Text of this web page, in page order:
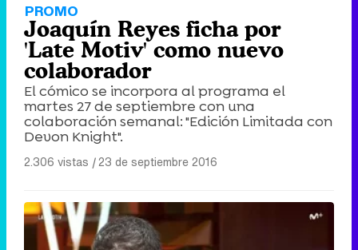
PROMO
Joaquín Reyes ficha por
'Late Motiv' como nuevo
colaborador
El cómico se incorpora al programa el
martes 27 de septiembre con una
colaboración semanal: "Edición Limitada con
Devon Knight".
2.306 vistas |23 de septiembre 2016